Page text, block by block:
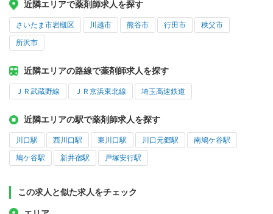
近隣エリアで薬剤師求人を探す
さいたま市岩槻区 川越市 熊谷市 行田市 秩父市
所沢市
近隣エリアの路線で薬剤師求人を探す
ＪＲ武蔵野線 ＪＲ京浜東北線 埼玉高速鉄道
近隣エリアの駅で薬剤師求人を探す
川口駅 西川口駅 東川口駅 川口元郷駅 南鳩ケ谷駅
鳩ケ谷駅 新井宿駅 戸塚安行駅
この求人と似た求人をチェック